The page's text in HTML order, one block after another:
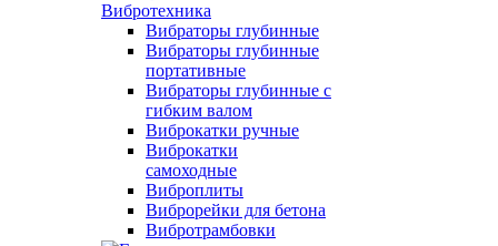
Вибротехника
Вибраторы глубинные
Вибраторы глубинные
портативные
Вибраторы глубинные с
гибким валом
Виброкатки ручные
Виброкатки
самоходные
Виброплиты
Виброрейки для бетона
Вибротрамбовки